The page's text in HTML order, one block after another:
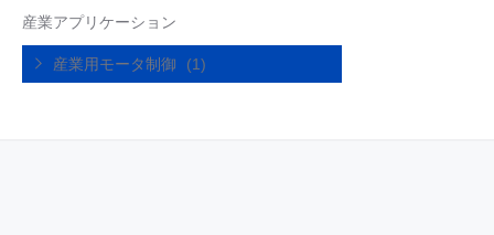
産業アプリケーション
産業用モータ制御 (1)